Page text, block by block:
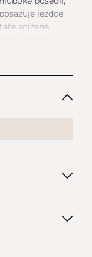
jezdce
snížené